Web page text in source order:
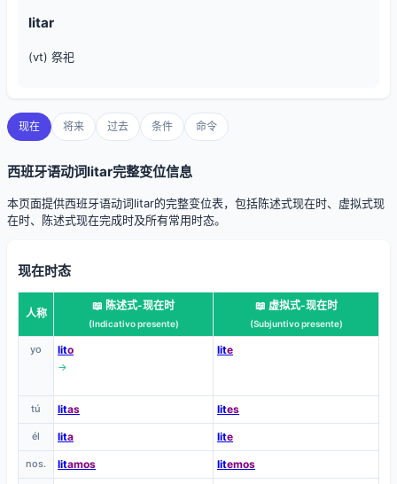
litar
(vt) 祭祀
现在 将来 过去 条件 命令
西班牙语动词litar完整变位信息
本页面提供西班牙语动词litar的完整变位表，包括陈述式现在时、虚拟式现
在时、陈述式现在完成时及所有常用时态。
现在时态
人称
📖 陈述式-现在时
(Indicativo presente)
📖 虚拟式-现在时
(Subjuntivo presente)
yo lito
→
lite
tú litas lites
él lita lite
nos. litamos litemos